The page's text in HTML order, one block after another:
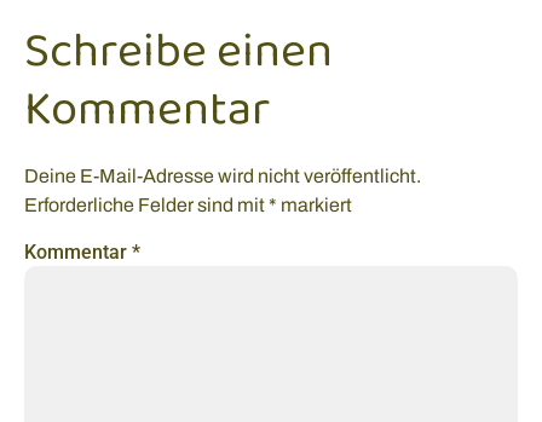
Schreibe einen
Kommentar
Deine E-Mail-Adresse wird nicht veröffentlicht.
Erforderliche Felder sind mit* markiert
Kommentar *